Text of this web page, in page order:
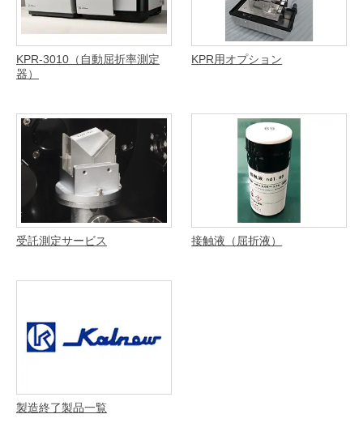
KPR-3010（自動屈折率測定
器）
KPR用オプション
受託測定サービス 接触液（屈折液）
製造終了製品一覧